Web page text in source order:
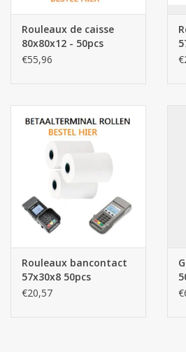
Rouleaux de caisse
80x80x12 - 50pcs
€55,96
Rouleaux bancontact
57x30x8 50pcs
€20,57